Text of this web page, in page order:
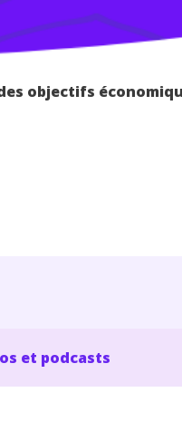
objectifs
et podcasts